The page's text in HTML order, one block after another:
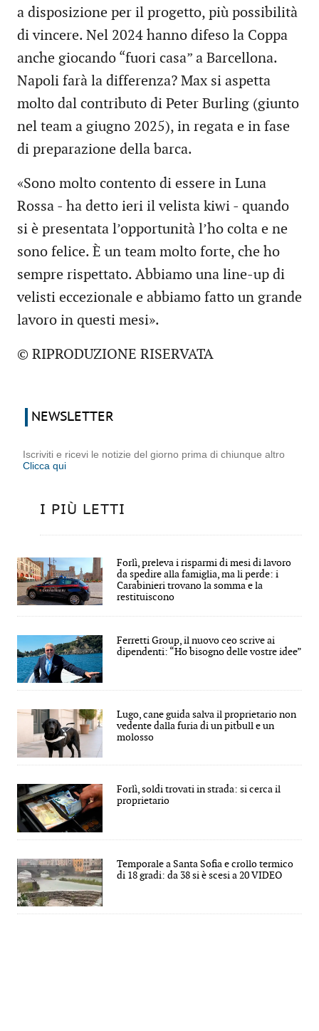
a disposizione per il progetto, più possibilità
di vincere. Nel 2024 hanno difeso la Coppa
anche giocando “fuori casa” a Barcellona.
Napoli farà la differenza? Max si aspetta
molto dal contributo di Peter Burling (giunto
nel team a giugno 2025), in regata e in fase
di preparazione della barca.
«Sono molto contento di essere in Luna
Rossa - ha detto ieri il velista kiwi - quando
si è presentata l’opportunità l’ho colta e ne
sono felice. È un team molto forte, che ho
sempre rispettato. Abbiamo una line-up di
velisti eccezionale e abbiamo fatto un grande
lavoro in questi mesi».
© RIPRODUZIONE RISERVATA
NEWSLETTER
Iscriviti e ricevi le notizie del giorno prima di chiunque altro
Clicca qui
I PIÙ LETTI
Forlì, preleva i risparmi di mesi di lavoro
da spedire alla famiglia, ma li perde: i
Carabinieri trovano la somma e la
restituiscono
Ferretti Group, il nuovo ceo scrive ai
dipendenti: “Ho bisogno delle vostre idee”
Lugo, cane guida salva il proprietario non
vedente dalla furia di un pitbull e un
molosso
Forlì, soldi trovati in strada: si cerca il
proprietario
Temporale a Santa Sofia e crollo termico
di 18 gradi: da 38 si è scesi a 20 VIDEO